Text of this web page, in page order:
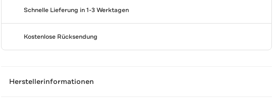
Schnelle Lieferung in 1-3 Werktagen
Kostenlose Rücksendung
Herstellerinformationen